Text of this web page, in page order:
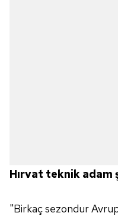
Hırvat teknik adam
"Birkaç sezondur